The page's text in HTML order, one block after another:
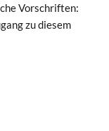
Vorschriften:
zu diesem